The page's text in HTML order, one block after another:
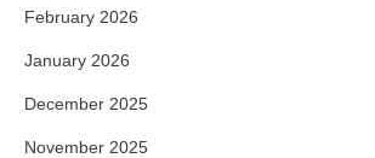
February 2026
January 2026
December 2025
November 2025